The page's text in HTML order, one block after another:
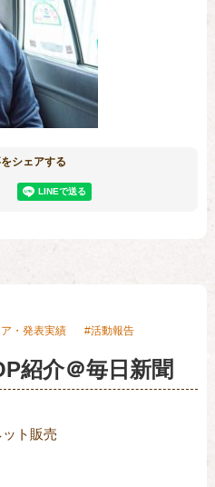
シェアする
・発表実績 活動報告
紹介＠毎日新聞
ト販売